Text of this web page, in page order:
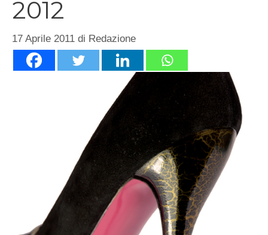
2012
17 Aprile 2011 di Redazione